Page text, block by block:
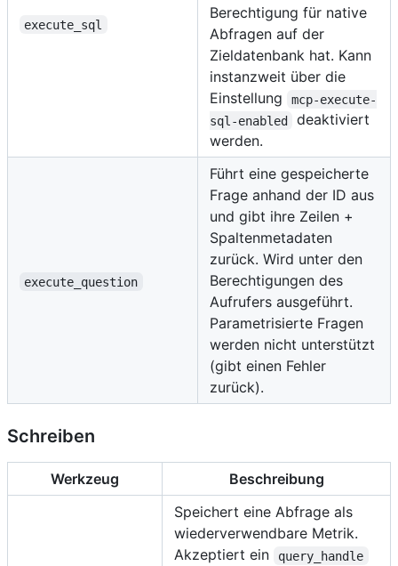
execute_sql
Berechtigung für native
Abfragen auf der
Zieldatenbank hat. Kann
instanzweit über die
Einstellung
mcp-execute-
sql-enabled
deaktiviert
werden.
execute_question
Führt eine gespeicherte
Frage anhand der ID aus
und gibt ihre Zeilen +
Spaltenmetadaten
zurück. Wird unter den
Berechtigungen des
Aufrufers ausgeführt.
Parametrisierte Fragen
werden nicht unterstützt
(gibt einen Fehler
zurück).
Schreiben
Werkzeug Beschreibung
Speichert eine Abfrage als
wiederverwendbare Metrik.
Akzeptiert ein
query_handle